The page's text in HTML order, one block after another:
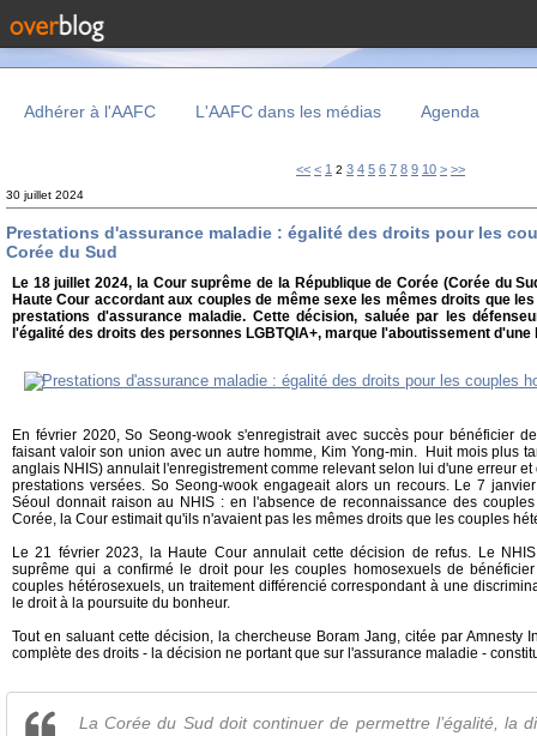
Adhérer à l'AAFC L'AAFC dans les médias Agenda
<< < 1 2 3 4 5 6 7 8 9 10 > >>
30 juillet 2024
Prestations d'assurance maladie : égalité des droits pour les
Corée du Sud
Le 18 juillet 2024, la Cour suprême de la République de Corée (Corée du
Haute Cour accordant aux couples de même sexe les mêmes droits que
prestations d'assurance maladie. Cette décision, saluée par les
l'égalité des droits des personnes LGBTQIA+, marque l'aboutissement d'une
En février 2020, So Seong-wook s'enregistrait avec succès pour bénéficier
faisant valoir son union avec un autre homme, Kim Yong-min. Huit mois plus
anglais NHIS) annulait l'enregistrement comme relevant selon lui d'une erreur
prestations versées. So Seong-wook engageait alors un recours. Le 7
Séoul donnait raison au NHIS : en l'absence de reconnaissance des
Corée, la Cour estimait qu'ils n'avaient pas les mêmes droits que les couples
Le 21 février 2023, la Haute Cour annulait cette décision de refus. Le
suprême qui a confirmé le droit pour les couples homosexuels de
couples hétérosexuels, un traitement différencié correspondant à une
le droit à la poursuite du bonheur.
Tout en saluant cette décision, la chercheuse Boram Jang, citée par Amnesty
complète des droits - la décision ne portant que sur l'assurance maladie -
La Corée du Sud doit continuer de permettre l’égalité, la